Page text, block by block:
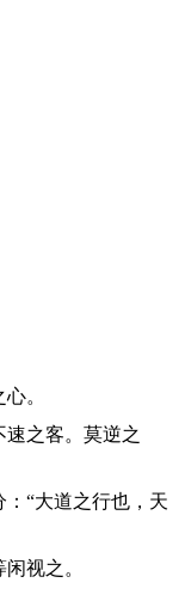
心。
速之客。莫逆之
：“大道之行也，天
闲视之 。